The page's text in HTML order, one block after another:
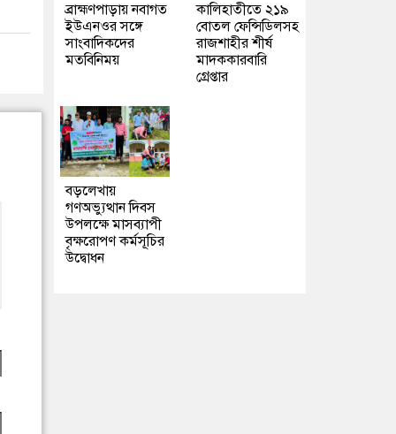
ব্রাহ্মণপাড়ায় নবাগত
ইউএনওর সঙ্গে
সাংবাদিকদের
মতবিনিময়
কালিহাতীতে ২১৯
বোতল ফেন্সিডিলসহ
রাজশাহীর শীর্ষ
মাদককারবারি
গ্রেপ্তার
বড়লেখায়
গণঅভ্যুত্থান দিবস
উপলক্ষে মাসব্যাপী
বৃক্ষরোপণ কর্মসূচির
উদ্বোধন